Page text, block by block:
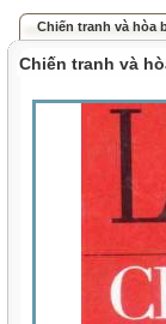
Chiến tranh và hòa
Chiến tranh và